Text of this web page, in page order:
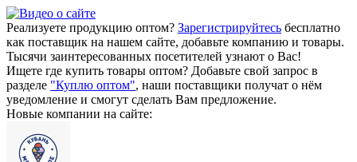
Реализуете продукцию оптом? Зарегистрируйтесь бесплатно
как поставщик на нашем сайте, добавьте компанию и товары.
Тысячи заинтересованных посетителей узнают о Вас!
Ищете где купить товары оптом? Добавьте свой запрос в
разделе "Куплю оптом", наши поставщики получат о нём
уведомление и смогут сделать Вам предложение.
Новые компании на сайте: